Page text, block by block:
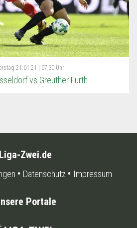
21.01.21 | 07:30 Uhr
vs Greuther Fürth
Liga-Zwei.de
Datenschutz Impressum
Portale